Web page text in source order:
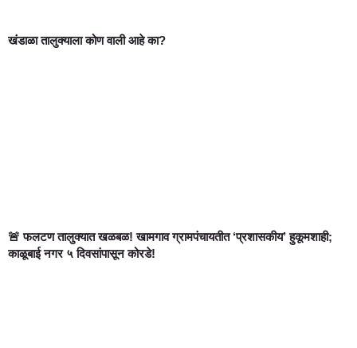
खंडाळा तालुक्याला कोण वाली आहे का?
🚨 फलटण तालुक्यात खळबळ! खामगाव ग्रामपंचायतीत ‘प्रशासकीय’ हुकूमशाही;
काळूबाई नगर ५ दिवसांपासून कोरडे!